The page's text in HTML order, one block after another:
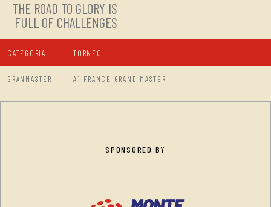
THE ROAD TO GLORY IS
FULL OF CHALLENGES
CATEGORIA TORNEO
GRANMASTER A1 FRANCE GRAND MASTER
SPONSORED BY